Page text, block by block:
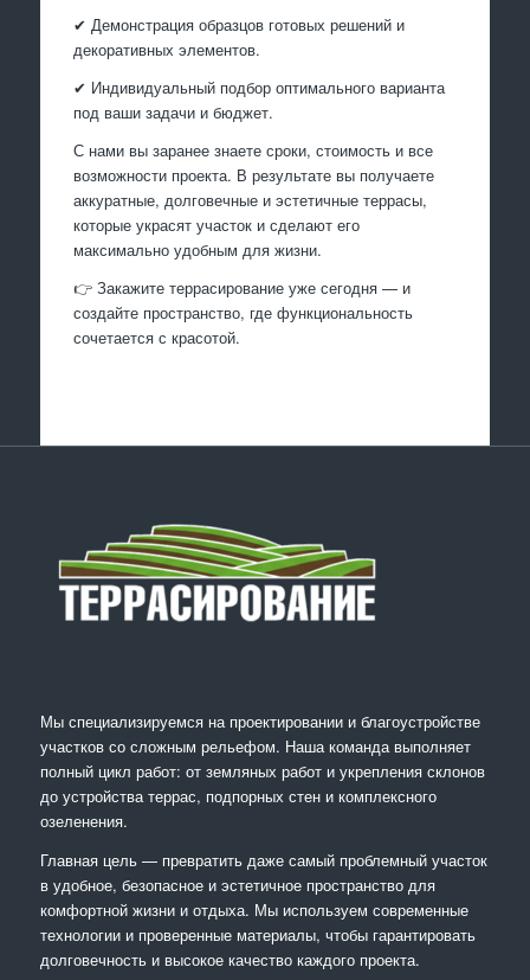
✔ Демонстрация образцов готовых решений и
декоративных элементов.
✔ Индивидуальный подбор оптимального варианта
под ваши задачи и бюджет.
С нами вы заранее знаете сроки, стоимость и все
возможности проекта. В результате вы получаете
аккуратные, долговечные и эстетичные террасы,
которые украсят участок и сделают его
максимально удобным для жизни.
👉 Закажите террасирование уже сегодня — и
создайте пространство, где функциональность
сочетается с красотой.
Мы специализируемся на проектировании и благоустройстве
участков со сложным рельефом. Наша команда выполняет
полный цикл работ: от земляных работ и укрепления склонов
до устройства террас, подпорных стен и комплексного
озеленения.
Главная цель — превратить даже самый проблемный участок
в удобное, безопасное и эстетичное пространство для
комфортной жизни и отдыха. Мы используем современные
технологии и проверенные материалы, чтобы гарантировать
долговечность и высокое качество каждого проекта.